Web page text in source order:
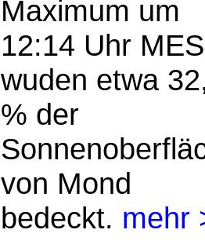
Maximum um
12:14 Uhr
wuden etwa
% der
von Mond
bedeckt. mehr